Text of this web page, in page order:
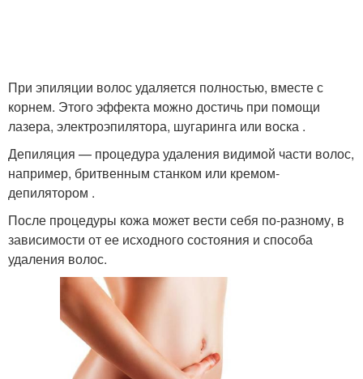
При эпиляции волос удаляется полностью, вместе с
корнем. Этого эффекта можно достичь при помощи
лазера, электроэпилятора, шугаринга или воска .
Депиляция — процедура удаления видимой части волос,
например, бритвенным станком или кремом-
депилятором .
После процедуры кожа может вести себя по-разному, в
зависимости от ее исходного состояния и способа
удаления волос.